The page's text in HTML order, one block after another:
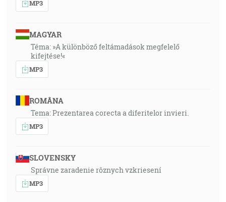
MP3
MAGYAR
Téma: »A különböző feltámadások megfelelő
kifejtése!«
MP3
ROMÂNA
Tema: Prezentarea corecta a diferitelor invieri.
MP3
SLOVENSKY
Správne zaradenie rôznych vzkriesení
MP3